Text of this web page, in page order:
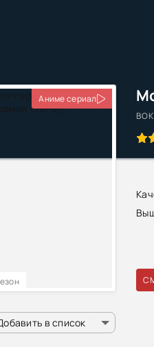
Аниме сериал
в список